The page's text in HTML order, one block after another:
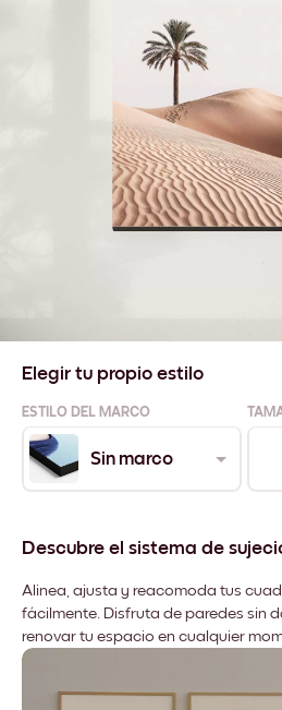
Elegir tu propio estilo
ESTILO DEL MARCO
Sin marco
Descubre el sistema de
Alinea, ajusta y reacomoda tus
fácilmente. Disfruta de paredes sin
renovar tu espacio en cualquier